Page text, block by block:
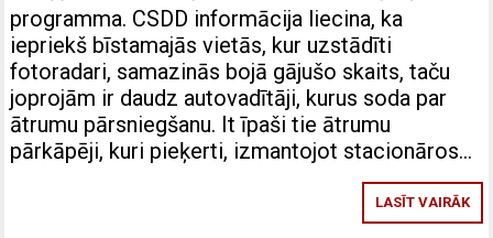
programma. CSDD informācija liecina, ka
iepriekš bīstamajās vietās, kur uzstādīti
fotoradari, samazinās bojā gājušo skaits, taču
joprojām ir daudz autovadītāji, kurus soda par
ātrumu pārsniegšanu. It īpaši tie ātrumu
pārkāpēji, kuri pieķerti, izmantojot stacionāros…
LASĪT VAIRĀK